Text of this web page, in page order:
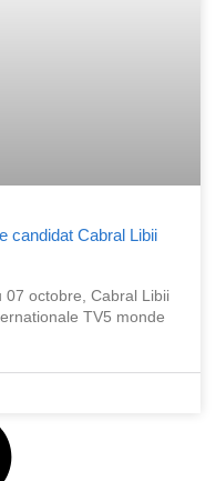
candidat Cabral Libii
07 octobre, Cabral Libii
TV5 monde